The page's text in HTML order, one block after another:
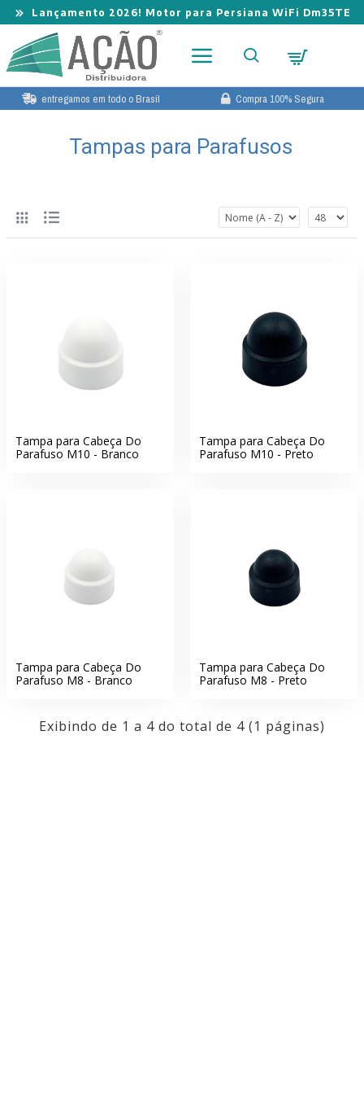
Lançamento 2026! Motor para Persiana WiFi Dm35TE
entregamos em todo o Brasil Compra 100% Segura
Tampas para Parafusos
Tampa para Cabeça Do
Parafuso M10 - Branco
Tampa para Cabeça Do
Parafuso M10 - Preto
Tampa para Cabeça Do
Parafuso M8 - Branco
Tampa para Cabeça Do
Parafuso M8 - Preto
Exibindo de 1 a 4 do total de 4 (1 páginas)